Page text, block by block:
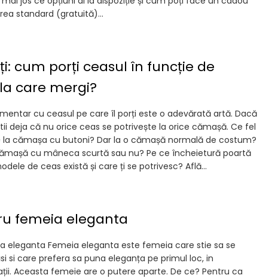
standard (gratuită)...
cum porți ceasul în funcție de
care mergi?
cu ceasul pe care îl porți este o adevărată artă. Dacă
deja că nu orice ceas se potrivește la orice cămașă. Ce fel
cămașa cu butoni? Dar la o cămașă normală de costum?
cu mâneca scurtă sau nu? Pe ce încheietură poartă
de ceas există și care ți se potrivesc? Află...
femeia eleganta
eleganta Femeia eleganta este femeia care stie sa se
si care prefera sa puna eleganța pe primul loc, in
Aceasta femeie are o putere aparte. De ce? Pentru ca